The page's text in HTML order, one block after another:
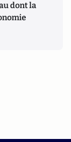
dont la